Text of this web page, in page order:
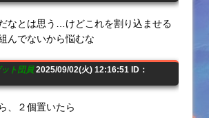
なとは思う…けどこれを割り込ませる
んでないから悩むな
ト団員2025/09/02(火) 12:16:51 ID：
、２個置いたら